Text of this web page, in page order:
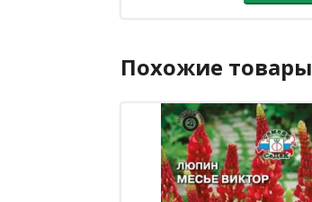
Похожие товары